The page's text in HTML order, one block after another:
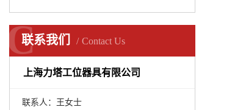
联系我们 Contact Us
C
C
上海力塔工位器具有限公司
联系人：王女士